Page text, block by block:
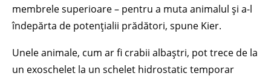
membrele superioare – pentru a muta animalul și a-l
îndepărta de potențialii prădători, spune Kier.
Unele animale, cum ar fi crabii albaștri, pot trece de la
un exoschelet la un schelet hidrostatic temporar